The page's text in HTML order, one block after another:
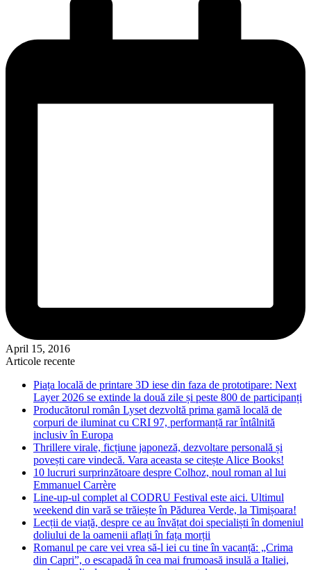
April 15, 2016
Articole recente
Piața locală de printare 3D iese din faza de prototipare: Next
Layer 2026 se extinde la două zile și peste 800 de participanți
Producătorul român Lyset dezvoltă prima gamă locală de
corpuri de iluminat cu CRI 97, performanță rar întâlnită
inclusiv în Europa
Thrillere virale, ficțiune japoneză, dezvoltare personală și
povești care vindecă. Vara aceasta se citește Alice Books!
10 lucruri surprinzătoare despre Colhoz, noul roman al lui
Emmanuel Carrère
Line-up-ul complet al CODRU Festival este aici. Ultimul
weekend din vară se trăiește în Pădurea Verde, la Timișoara!
Lecții de viață, despre ce au învățat doi specialiști în domeniul
doliului de la oamenii aflați în fața morții
Romanul pe care vei vrea să-l iei cu tine în vacanță: „Crima
din Capri”, o escapadă în cea mai frumoasă insulă a Italiei,